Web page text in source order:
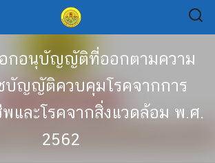
อกอนุบัญญัติที่ออกตามความ
บัญญัติควบคุมโรคจากการ
และโรคจากสิ่งแวดล้อม พ.ศ.
2562